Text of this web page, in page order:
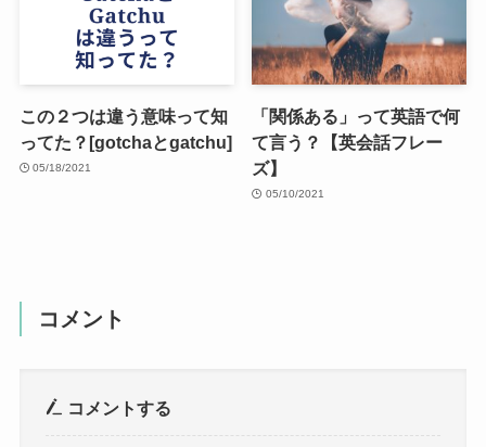
この２つは違う意味って知
ってた？[gotchaとgatchu]
05/18/2021
「関係ある」って英語で何
て言う？【英会話フレー
ズ】
05/10/2021
コメント
コメントする